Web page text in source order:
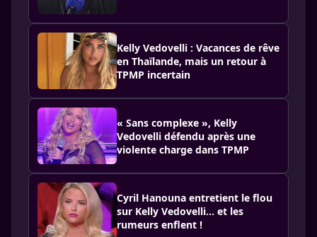
Kelly Vedovelli : Vacances de rêve
en Thaïlande, mais un retour à
TPMP incertain
« Sans complexe », Kelly
Vedovelli défendu après une
violente charge dans TPMP
Cyril Hanouna entretient le flou
sur Kelly Vedovelli… et les
rumeurs enflent !